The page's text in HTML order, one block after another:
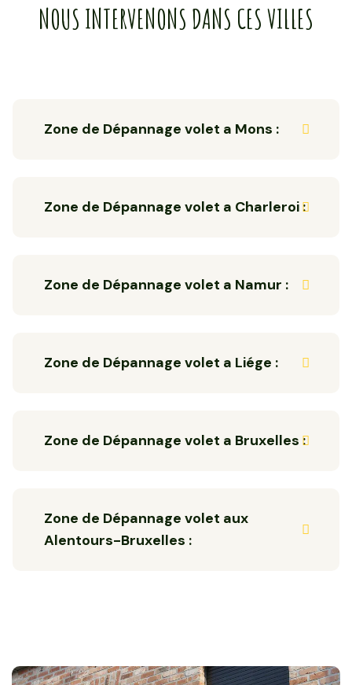
NOUS INTERVENONS DANS CES VILLES
Zone de Dépannage volet a Mons :
Zone de Dépannage volet a Charleroi :
Zone de Dépannage volet a Namur :
Zone de Dépannage volet a Liége :
Zone de Dépannage volet a Bruxelles :
Zone de Dépannage volet aux
Alentours-Bruxelles :